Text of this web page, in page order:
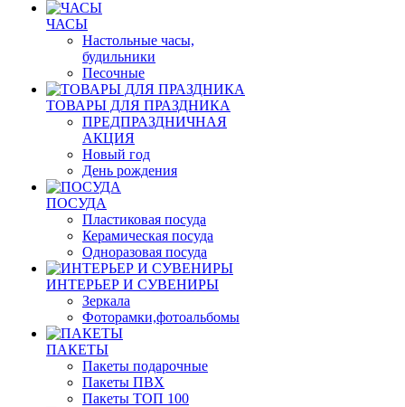
ЧАСЫ
Настольные часы,
будильники
Песочные
ТОВАРЫ ДЛЯ ПРАЗДНИКА
ПРЕДПРАЗДНИЧНАЯ
АКЦИЯ
Новый год
День рождения
ПОСУДА
Пластиковая посуда
Керамическая посуда
Одноразовая посуда
ИНТЕРЬЕР И СУВЕНИРЫ
Зеркала
Фоторамки,фотоальбомы
ПАКЕТЫ
Пакеты подарочные
Пакеты ПВХ
Пакеты ТОП 100